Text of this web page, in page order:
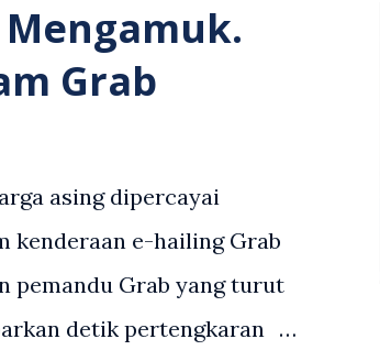
Grab
asing dipercayai
kenderaan e-hailing Grab
pemandu Grab yang turut
detik pertengkaran